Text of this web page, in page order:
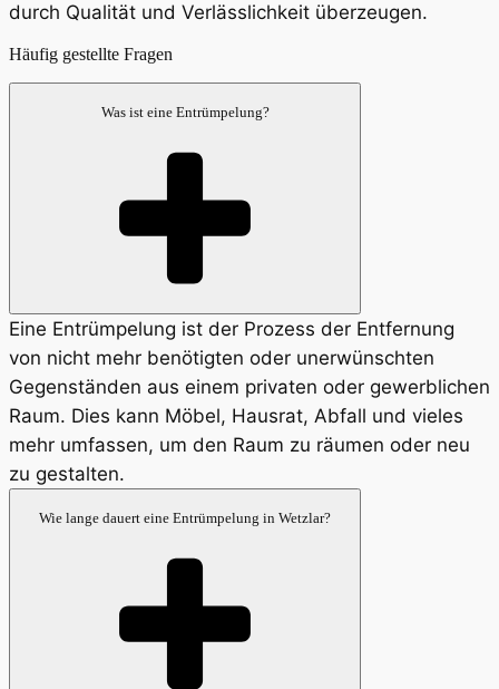
durch Qualität und Verlässlichkeit überzeugen.
Häufig gestellte Fragen
Was ist eine Entrümpelung?
Eine Entrümpelung ist der Prozess der Entfernung
von nicht mehr benötigten oder unerwünschten
Gegenständen aus einem privaten oder gewerblichen
Raum. Dies kann Möbel, Hausrat, Abfall und vieles
mehr umfassen, um den Raum zu räumen oder neu
zu gestalten.
Wie lange dauert eine Entrümpelung in Wetzlar?